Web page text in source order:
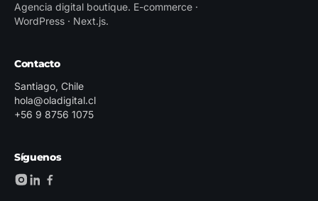
Agencia digital boutique. E-commerce ·
WordPress · Next.js.
Contacto
Santiago, Chile
hola@oladigital.cl
+56 9 8756 1075
Síguenos